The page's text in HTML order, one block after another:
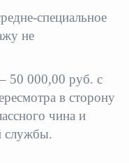
Гостям Городского
Общественная
специальное
не
50 000,00 руб. с
в сторону
чина и
службы.